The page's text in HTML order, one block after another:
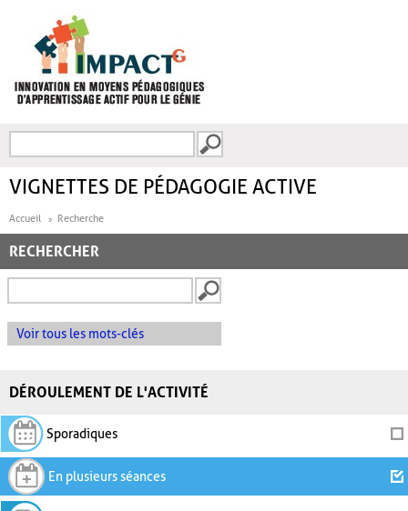
FORMULAIRE DE
VIGNETTES DE PÉDAGOGIE ACTIVE
Accueil Recherche
RECHERCHER
Voir tous les mots-clés
DÉROULEMENT DE L'ACTIVITÉ
Sporadiques
En plusieurs séances